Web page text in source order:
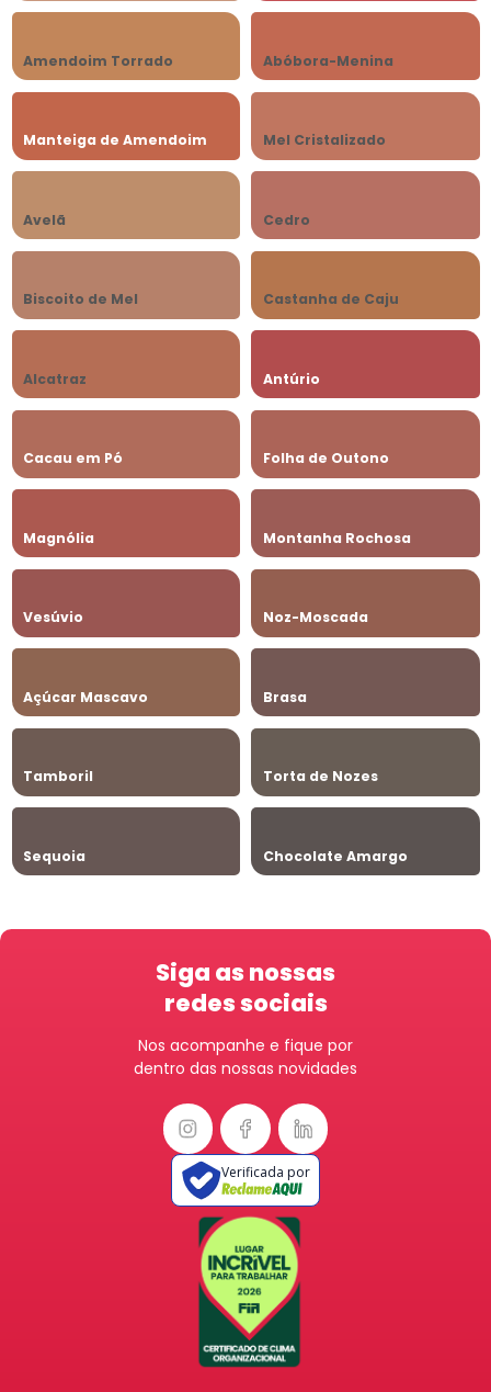
Amendoim Torrado Abóbora-Menina
Manteiga de Amendoim Mel Cristalizado
Avelã Cedro
Biscoito de Mel Castanha de Caju
Alcatraz Antúrio
Cacau em Pó Folha de Outono
Magnólia Montanha Rochosa
Vesúvio Noz-Moscada
Açúcar Mascavo Brasa
Tamboril Torta de Nozes
Sequoia Chocolate Amargo
Siga as nossas
redes sociais
Nos acompanhe e fique por
dentro das nossas novidades
Verificada por